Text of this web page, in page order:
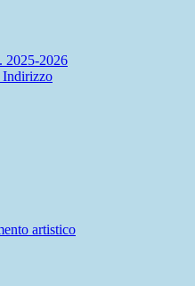
2025-2026
Indirizzo
artistico